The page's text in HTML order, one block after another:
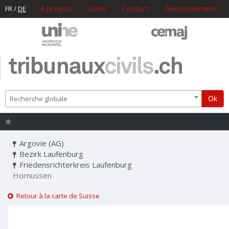
FR/DE A propos Liens Contact Avertissement
tribunauxcivils.ch
Recherche globale Ok
Argovie (AG)
Bezirk Laufenburg
Friedensrichterkreis Laufenburg
Hornussen
Retour à la carte de Suisse